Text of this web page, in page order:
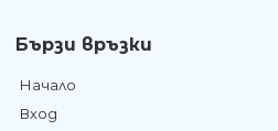
Бързи връзки
Начало
Вход